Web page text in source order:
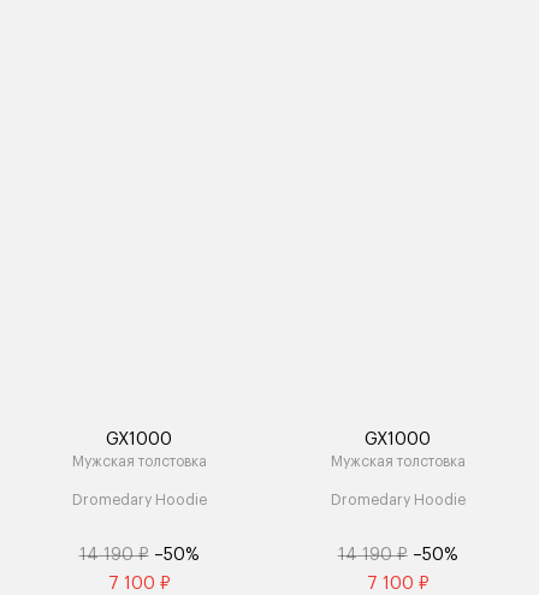
GX1000
Мужская толстовка
Dromedary Hoodie
14 190 ₽ –50%
7 100 ₽
GX1000
Мужская толстовка
Dromedary Hoodie
14 190 ₽ –50%
7 100 ₽